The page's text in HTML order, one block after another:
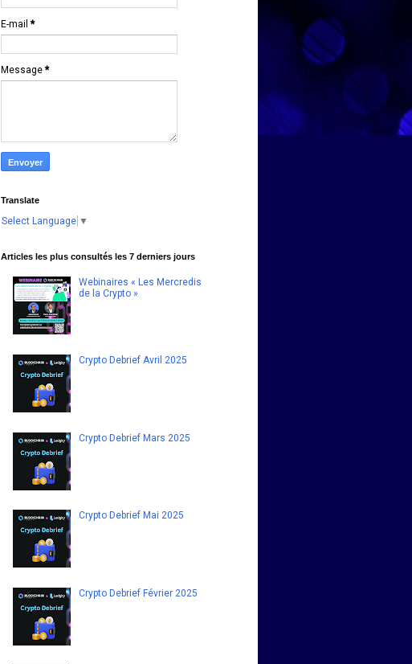
E-mail *
Message *
Translate
Select Language ▼
Articles les plus consultés les 7 derniers jours
Webinaires « Les Mercredis
de la Crypto »
Crypto Debrief Avril 2025
Crypto Debrief Mars 2025
Crypto Debrief Mai 2025
Crypto Debrief Février 2025